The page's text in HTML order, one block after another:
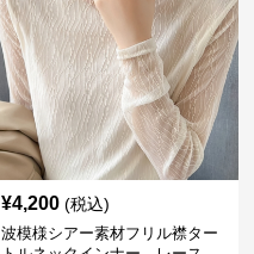
¥4,200 (税込)
波模様シアー素材フリル襟ター